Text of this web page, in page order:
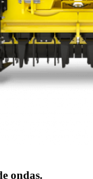
ondas.